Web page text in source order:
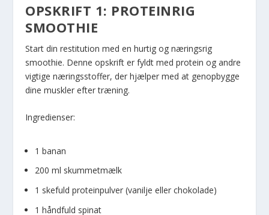
OPSKRIFT 1: PROTEINRIG
SMOOTHIE
Start din restitution med en hurtig og næringsrig
smoothie. Denne opskrift er fyldt med protein og andre
vigtige næringsstoffer, der hjælper med at genopbygge
dine muskler efter træning.
Ingredienser:
1 banan
200 ml skummetmælk
1 skefuld proteinpulver (vanilje eller chokolade)
1 håndfuld spinat